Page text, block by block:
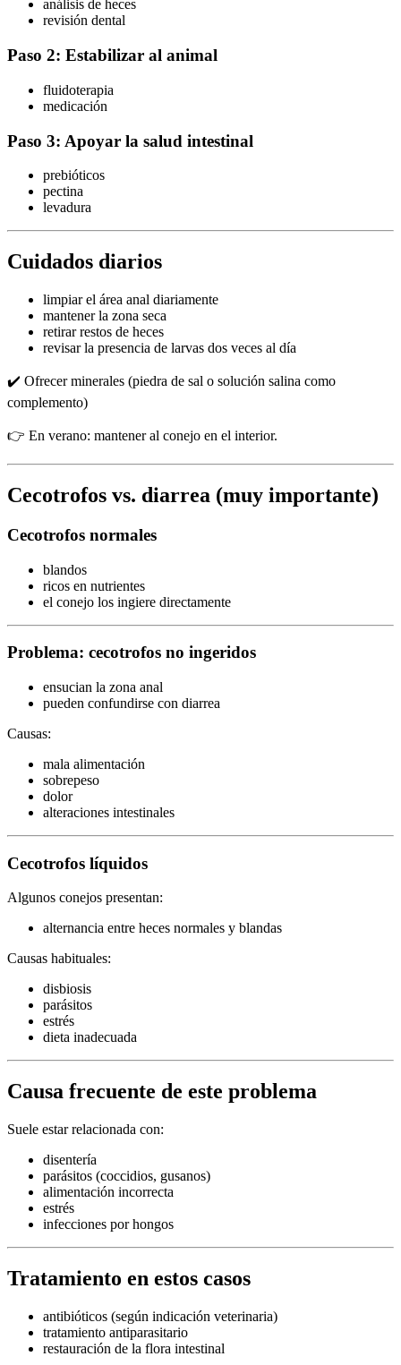
análisis de heces
revisión dental
Paso 2: Estabilizar al animal
fluidoterapia
medicación
Paso 3: Apoyar la salud intestinal
prebióticos
pectina
levadura
Cuidados diarios
limpiar el área anal diariamente
mantener la zona seca
retirar restos de heces
revisar la presencia de larvas dos veces al día
✔️ Ofrecer minerales (piedra de sal o solución salina como
complemento)
👉 En verano: mantener al conejo en el interior.
Cecotrofos vs. diarrea (muy importante)
Cecotrofos normales
blandos
ricos en nutrientes
el conejo los ingiere directamente
Problema: cecotrofos no ingeridos
ensucian la zona anal
pueden confundirse con diarrea
Causas:
mala alimentación
sobrepeso
dolor
alteraciones intestinales
Cecotrofos líquidos
Algunos conejos presentan:
alternancia entre heces normales y blandas
Causas habituales:
disbiosis
parásitos
estrés
dieta inadecuada
Causa frecuente de este problema
Suele estar relacionada con:
disentería
parásitos (coccidios, gusanos)
alimentación incorrecta
estrés
infecciones por hongos
Tratamiento en estos casos
antibióticos (según indicación veterinaria)
tratamiento antiparasitario
restauración de la flora intestinal